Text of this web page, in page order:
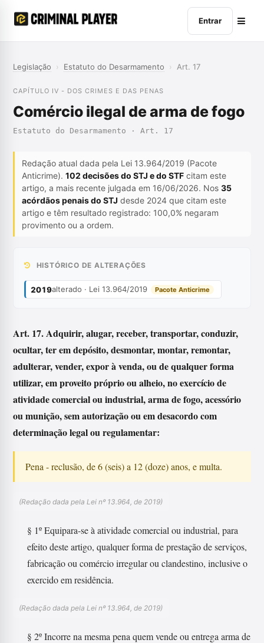
Entrar
Legislação › Estatuto do Desarmamento › Art. 17
CAPÍTULO IV - DOS CRIMES E DAS PENAS
Comércio ilegal de arma de fogo
Estatuto do Desarmamento · Art. 17
Redação atual dada pela Lei 13.964/2019 (Pacote
Anticrime). 102 decisões do STJ e do STF citam este
artigo, a mais recente julgada em 16/06/2026. Nos 35
acórdãos penais do STJ desde 2024 que citam este
artigo e têm resultado registrado: 100,0% negaram
provimento ou a ordem.
HISTÓRICO DE ALTERAÇÕES
2019alterado · Lei 13.964/2019 Pacote Anticrime
Art. 17. Adquirir, alugar, receber, transportar, conduzir,
ocultar, ter em depósito, desmontar, montar, remontar,
adulterar, vender, expor à venda, ou de qualquer forma
utilizar, em proveito próprio ou alheio, no exercício de
atividade comercial ou industrial, arma de fogo, acessório
ou munição, sem autorização ou em desacordo com
determinação legal ou regulamentar:
Pena - reclusão, de 6 (seis) a 12 (doze) anos, e multa.
(Redação dada pela Lei nº 13.964, de 2019)
§ 1º Equipara-se à atividade comercial ou industrial, para
efeito deste artigo, qualquer forma de prestação de serviços,
fabricação ou comércio irregular ou clandestino, inclusive o
exercido em residência.
(Redação dada pela Lei nº 13.964, de 2019)
§ 2º Incorre na mesma pena quem vende ou entrega arma de